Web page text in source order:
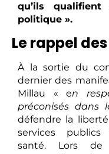
qu’ils
politique ».
Le rappel
À la sortie du
dernier des
Millau « en
préconisés dans
défendre la
services
santé. Lors de